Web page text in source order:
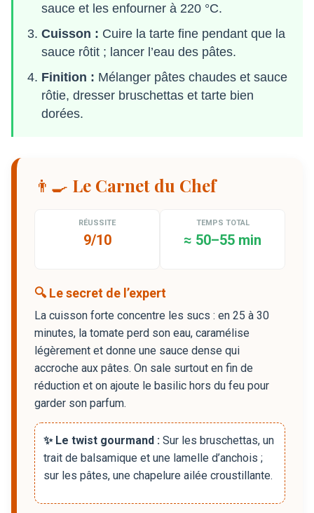
sauce et les enfourner à 220 °C.
Cuisson : Cuire la tarte fine pendant que la
sauce rôtit ; lancer l’eau des pâtes.
Finition : Mélanger pâtes chaudes et sauce
rôtie, dresser bruschettas et tarte bien
dorées.
👨‍🍳 Le Carnet du Chef
RÉUSSITE
9/10
TEMPS TOTAL
≈ 50–55 min
🔍 Le secret de l’expert
La cuisson forte concentre les sucs : en 25 à 30
minutes, la tomate perd son eau, caramélise
légèrement et donne une sauce dense qui
accroche aux pâtes. On sale surtout en fin de
réduction et on ajoute le basilic hors du feu pour
garder son parfum.
✨ Le twist gourmand : Sur les bruschettas, un
trait de balsamique et une lamelle d’anchois ;
sur les pâtes, une chapelure ailée croustillante.